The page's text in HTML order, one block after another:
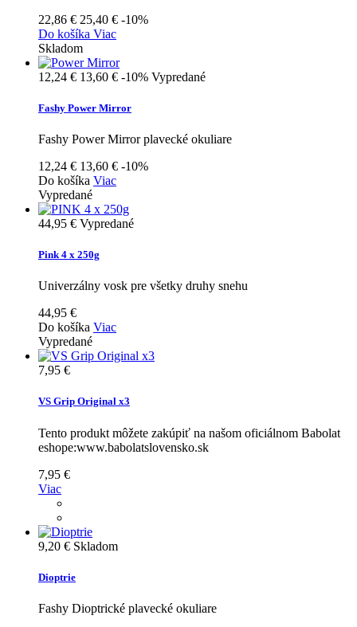
22,86 € 25,40 € -10%
Do košíka Viac
Skladom
12,24 € 13,60 € -10% Vypredané
Fashy Power Mirror
Fashy Power Mirror plavecké okuliare
12,24 € 13,60 € -10%
Do košíka Viac
Vypredané
44,95 € Vypredané
Pink 4 x 250g
Univerzálny vosk pre všetky druhy snehu
44,95 €
Do košíka Viac
Vypredané
7,95 €
VS Grip Original x3
Tento produkt môžete zakúpiť na našom oficiálnom Babolat
eshope:www.babolatslovensko.sk
7,95 €
Viac
9,20 € Skladom
Dioptrie
Fashy Dioptrické plavecké okuliare